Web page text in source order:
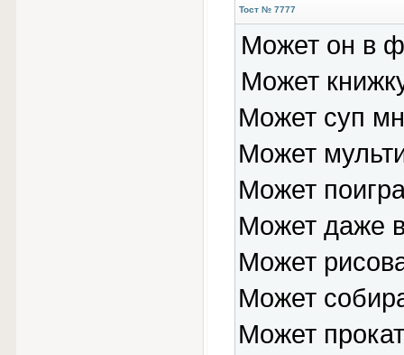
Тост № 7777
Может он в
Может
Может суп
Может
Может
Может даже
Может
Может
Может